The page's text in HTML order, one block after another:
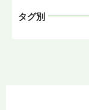
タグ別